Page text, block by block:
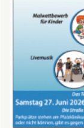
ab
Uhr​​​​​​​​​​​​​​